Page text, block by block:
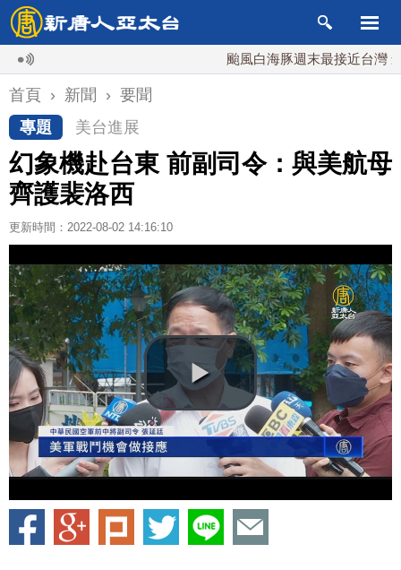
颱風白海豚週末最接近台灣 最快9
首頁 › 新聞 › 要聞
專題
美台進展
幻象機赴台東 前副司令：與美航母
齊護裴洛西
更新時間：2022-08-02 14:16:10